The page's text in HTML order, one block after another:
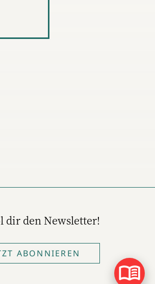
dir den Newsletter!
ABONNIEREN